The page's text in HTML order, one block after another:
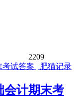
2209
会计期末考